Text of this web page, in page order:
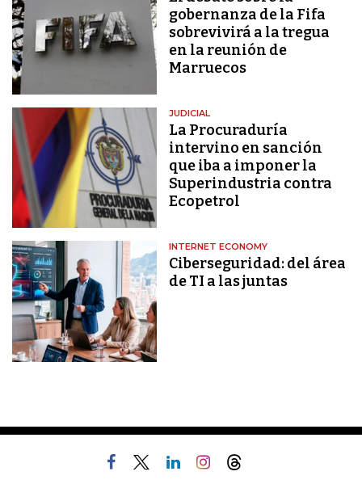
gobernanza de la Fifa
sobrevivirá a la tregua
en la reunión de
Marruecos
JUDICIAL
La Procuraduría
intervino en sanción
que iba a imponer la
Superindustria contra
Ecopetrol
INTERNET ECONOMY
Ciberseguridad: del área
de TI a las juntas